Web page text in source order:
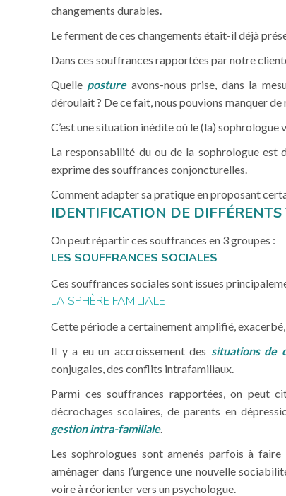
changements durables.
Le ferment de ces changements était-il déjà
Dans ces souffrances rapportées par notre
Quelle posture avons-nous prise, dans la
déroulait ? De ce fait, nous pouvions manquer
C’est une situation inédite où le (la)
La responsabilité du ou de la sophrologue est
exprime des souffrances conjoncturelles.
Comment adapter sa pratique en proposant
IDENTIFICATION DE
On peut répartir ces souffrances en 3 groupes :
LES SOUFFRANCES SOCIALES
Ces souffrances sociales sont issues
LA SPHÈRE FAMILIALE
Cette période a certainement amplifié,
Il y a eu un accroissement des situations de
conjugales, des conflits intrafamiliaux.
Parmi ces souffrances rapportées, on peut
décrochages scolaires, de parents en
gestion intra-familiale.
Les sophrologues sont amenés parfois à
aménager dans l’urgence une nouvelle
voire à réorienter vers un psychologue.